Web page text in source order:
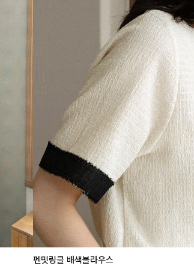
펜밋링클 배색블라우스